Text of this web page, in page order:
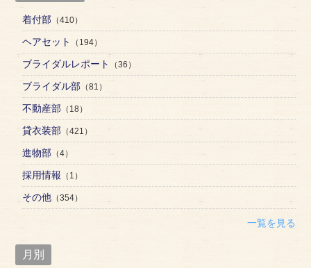
着付部 （410）
ヘアセット （194）
ブライダルレポート （36）
ブライダル部 （81）
不動産部 （18）
貸衣装部 （421）
進物部 （4）
採用情報 （1）
その他 （354）
一覧を見る
月別